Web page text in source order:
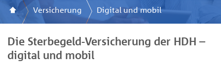
Versicherung Digital und mobil
Die Sterbegeld-Versicherung der HDH –
digital und mobil